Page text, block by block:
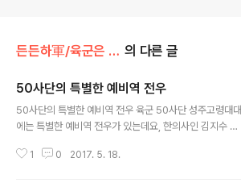
든든하軍/육군은 지금 의 다른 글
50사단의 특별한 예비역 전우
50사단의 특별한 예비역 전우 육군 50사단 성주고령대대
에는 특별한 예비역 전우가 있는데요, 한의사인 김지수 씨
겪은 소아마비로 현역복무를 하지 못한 김씨와, 화교 출신
1 0 2017. 5. 18.